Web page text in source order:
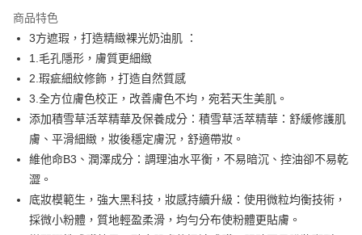
LINE Pay
Apple Pay
街口支付
悠遊付
Google Pay
AFTEE先享後付
相關說明
【關於「AFTEE先享後付」】
商品特色
3方遮瑕，打造精緻裸光奶油肌 ：
1.毛孔隱形，膚質更細緻
2.瑕疵細紋修飾，打造自然質感
3.全方位膚色校正，改善膚色不均，宛若天生美肌。
添加積雪草活萃精華及保養成分：積雪草活萃精華：舒緩修護肌
膚、平滑細緻，妝後穩定膚況，舒適帶妝。
維他命B3、潤澤成分：調理油水平衡，不易暗沉、控油卻不易乾
澀。
底妝模範生，強大黑科技，妝感持續升級：使用微粒均衡技術，
採微小粉體，質地輕盈柔滑，均勻分布使粉體更貼膚。